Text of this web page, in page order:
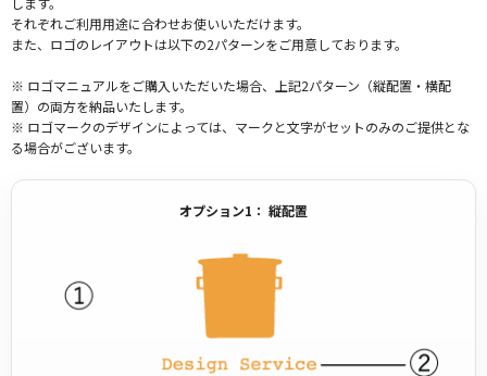
それぞれご利用用途に合わせお使いいただけます。
また、ロゴのレイアウトは以下の2パターンをご用意しております。
※ ロゴマニュアルをご購入いただいた場合、上記2パターン（縦配置・横配
置）の両方を納品いたします。
※ ロゴマークのデザインによっては、マークと文字がセットのみのご提供とな
る場合がございます。
オプション1： 縦配置